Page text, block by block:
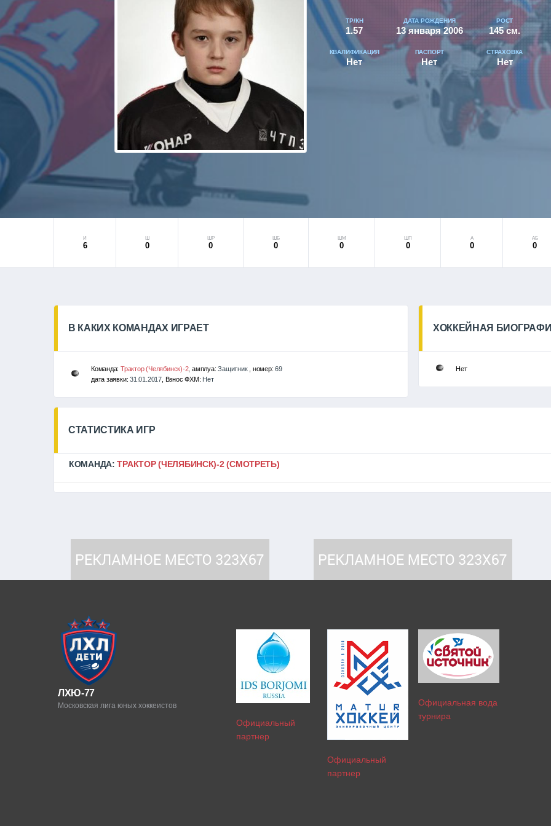
ТР/КН
1.57
ДАТА РОЖДЕНИЯ
13 января 2006
РОСТ
145 см.
КВАЛИФИКАЦИЯ
Нет
ПАСПОРТ
Нет
СТРАХОВКА
Нет
И
6
Ш
0
ШР
0
ШБ
0
ШМ
0
ШП
0
А
0
АБ
0
В КАКИХ КОМАНДАХ ИГРАЕТ
Команда:Трактор (Челябинск)-2, амплуа:Защитник, номер:69
дата заявки:31.01.2017, Взнос ФХМ: Нет
ХОККЕЙНАЯ
Нет
СТАТИСТИКА ИГР
КОМАНДА:ТРАКТОР (ЧЕЛЯБИНСК)-2 (СМОТРЕТЬ)
ЛХЮ-77
Московская лига юных хоккеистов
Официальный
партнер
Официальный
партнер
Официальная вода
турнира